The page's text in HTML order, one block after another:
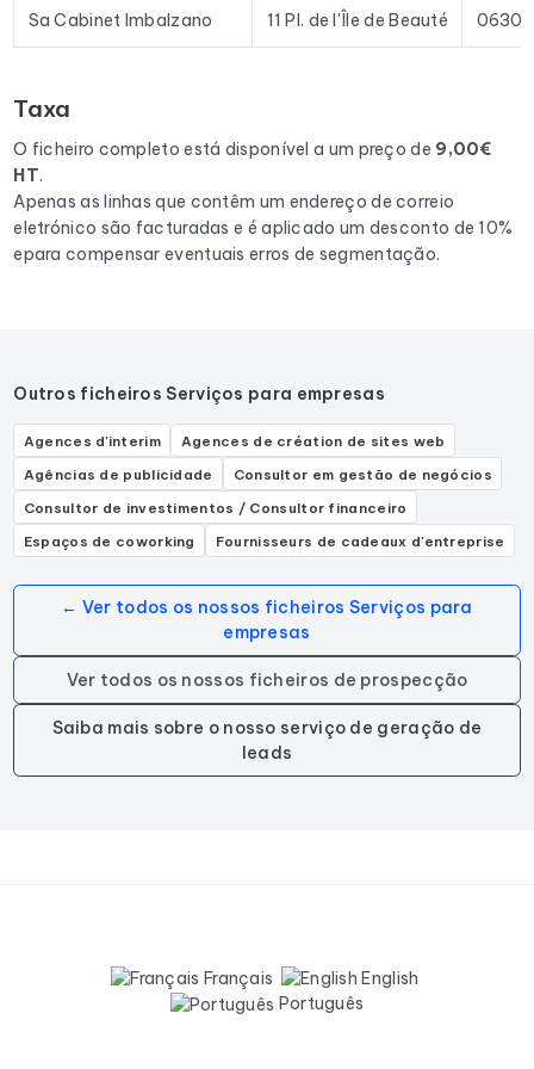
prospeção e plataformas de e-mail existentes no mercado.
actividades: Comptable, Expert-comptable, Cabinet
d'expertise comptable.
Sa Cabinet Imbalzano 11 Pl. de l'Île de Beauté 06300
Taxa
O ficheiro completo está disponível a um preço de 9,00€
HT.
Apenas as linhas que contêm um endereço de correio
eletrónico são facturadas e é aplicado um desconto de 10%
epara compensar eventuais erros de segmentação.
Outros ficheiros Serviços para empresas
Agences d'interim
Agences de création de sites web
Agências de publicidade
Consultor em gestão de negócios
Consultor de investimentos / Consultor financeiro
Espaços de coworking
Fournisseurs de cadeaux d'entreprise
← Ver todos os nossos ficheiros Serviços para
empresas
Ver todos os nossos ficheiros de prospecção
Saiba mais sobre o nosso serviço de geração de
leads
Français
English
Português